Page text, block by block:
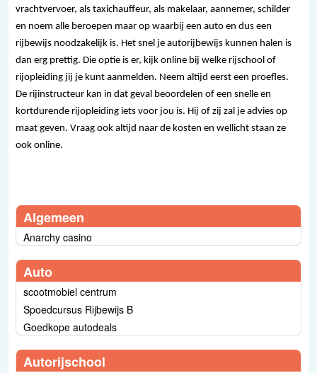
vrachtvervoer, als taxichauffeur, als makelaar, aannemer, schilder
en noem alle beroepen maar op waarbij een auto en dus een
rijbewijs noodzakelijk is. Het snel je autorijbewijs kunnen halen is
dan erg prettig. Die optie is er, kijk online bij welke rijschool of
rijopleiding jij je kunt aanmelden. Neem altijd eerst een proefles.
De rijinstructeur kan in dat geval beoordelen of een snelle en
kortdurende rijopleiding iets voor jou is. Hij of zij zal je advies op
maat geven. Vraag ook altijd naar de kosten en wellicht staan ze
ook online.
Algemeen
Anarchy casino
Auto
scootmobiel centrum
Spoedcursus Rijbewijs B
Goedkope autodeals
Autorijschool